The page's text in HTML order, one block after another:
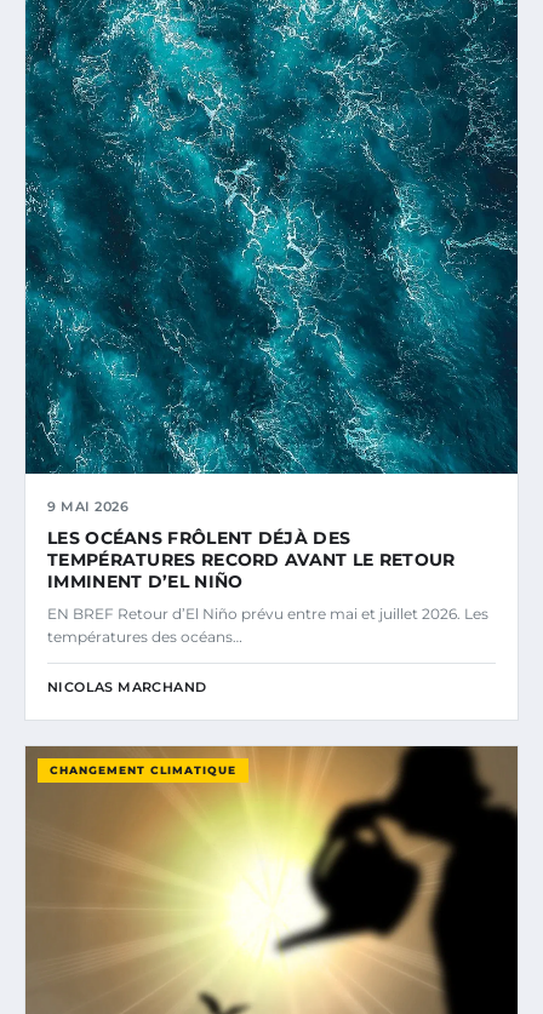
9 MAI 2026
LES OCÉANS FRÔLENT DÉJÀ DES
TEMPÉRATURES RECORD AVANT LE RETOUR
IMMINENT D’EL NIÑO
EN BREF Retour d’El Niño prévu entre mai et juillet 2026. Les
températures des océans…
NICOLAS MARCHAND
CHANGEMENT CLIMATIQUE